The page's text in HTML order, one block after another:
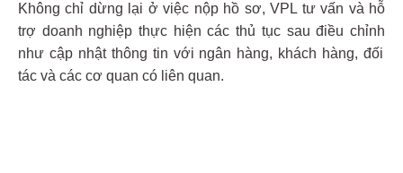
Không chỉ dừng lại ở việc nộp hồ sơ, VPL tư vấn và hỗ
trợ doanh nghiệp thực hiện cácthủ tục sau điều chỉnh
như cập nhật thông tin với ngân hàng, khách hàng, đối
tác và các cơ quan có liên quan.